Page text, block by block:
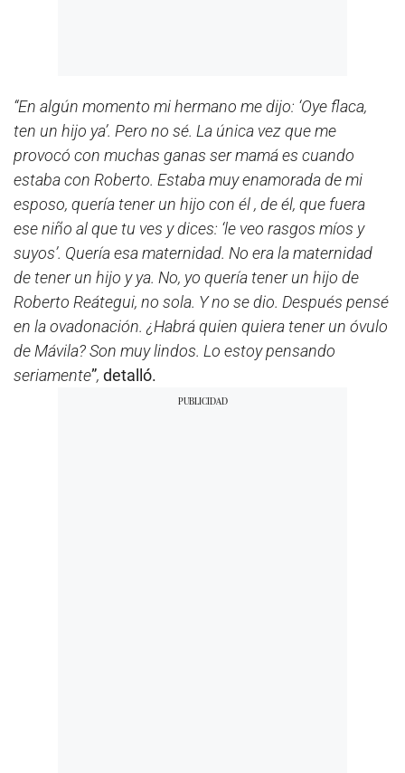
“En algún momento mi hermano me dijo: ‘Oye flaca,
ten un hijo ya’. Pero no sé. La única vez que me
provocó con muchas ganas ser mamá es cuando
estaba con Roberto. Estaba muy enamorada de mi
esposo, quería tener un hijo con él , de él, que fuera
ese niño al que tu ves y dices: ‘le veo rasgos míos y
suyos’. Quería esa maternidad. No era la maternidad
de tener un hijo y ya. No, yo quería tener un hijo de
Roberto Reátegui, no sola. Y no se dio. Después pensé
en la ovadonación. ¿Habrá quien quiera tener un óvulo
de Mávila? Son muy lindos. Lo estoy pensando
seriamente”, detalló.